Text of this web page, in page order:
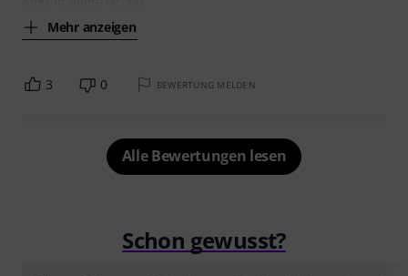
Mehr anzeigen
3 0 BEWERTUNG MELDEN
Alle Bewertungen lesen
Schon gewusst?